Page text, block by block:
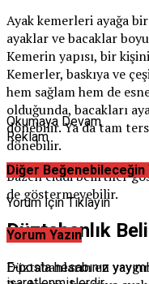
Ayak kemerleri ayağa
ayaklar ve bacaklar
Kemerin yapısı, bir
Kemerler, baskıya ve
hem sağlam hem de
olduğunda, bacakları
dönebilir. Ya da tam
dönebilir.
Bazen ciddi belirtiler
de göstermeyebilir.
Düztabanlık
Düztabanların en
Okumaya Devam
Reklam
Diğer Beğenebileceğin
Yorum İçin Tıklayın
Yorum Yazın
E-posta hesabınız